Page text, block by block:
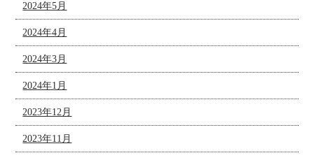
2024年5月
2024年4月
2024年3月
2024年1月
2023年12月
2023年11月